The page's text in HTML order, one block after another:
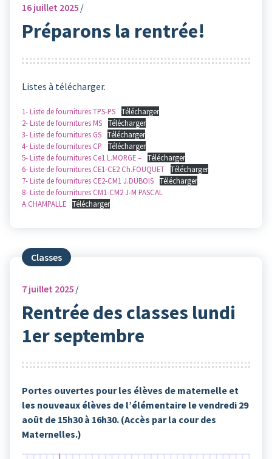
16 juillet 2025
Préparons la rentrée!
Listes à télécharger.
1- Liste de fournitures TPS-PS
Télécharger
2- Liste de fournitures MS
Télécharger
3- Liste de fournitures GS
Télécharger
4- Liste de fournitures CP
Télécharger
5- Liste de fournitures Ce1 L.MORGE –
Télécharger
6- Liste de fournitures CE1-CE2 Ch.FOUQUET
Télécharger
7- Liste de fournitures CE2-CM1 J.DUBOIS
Télécharger
8- Liste de fournitures CM1-CM2 J-M PASCAL
A.CHAMPALLE
Télécharger
Classes
7 juillet 2025
Rentrée des classes lundi
1er septembre
Portes ouvertes pour les élèves de maternelle et
les nouveaux élèves de l’élémentaire le vendredi 29
août de 15h30 à 16h30. (Accès par la cour des
Maternelles.)